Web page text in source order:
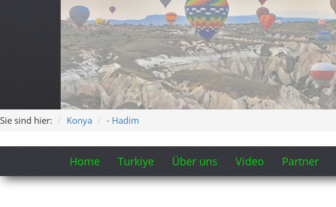
Hadim – Wasserfälle
Song 1 – Hadim: Zwischen Himmel
Episch-romantischer Schlager über Taurusgipfel,
Song 2 – Hadim: Stimmen des